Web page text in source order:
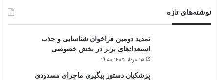
نوشته‌های تازه
تمدید دومین فراخوان شناسایی و جذب
استعدادهای برتر در بخش خصوصی
۱۵ مرداد ۱۴۰۵ ۱۹:۵۰
پزشکیان دستور پیگیری ماجرای مسدودی